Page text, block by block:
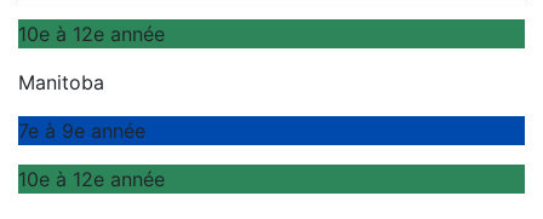
10e à 12e année
Manitoba
7e à 9e année
10e à 12e année